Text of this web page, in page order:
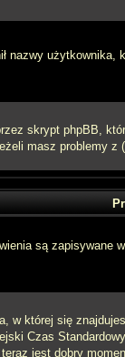
nazwy
skrypt phpBB,
masz problemy
są
której się
Czas
jest dobry